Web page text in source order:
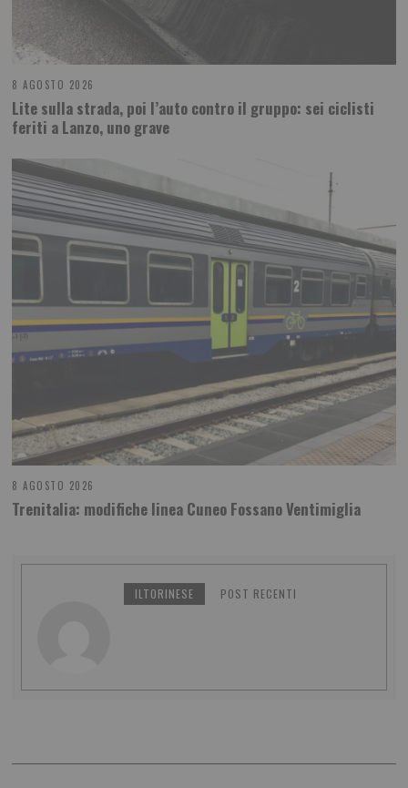
8 AGOSTO 2026
Lite sulla strada, poi l’auto contro il gruppo: sei ciclisti
feriti a Lanzo, uno grave
8 AGOSTO 2026
Trenitalia: modifiche linea Cuneo Fossano Ventimiglia
ILTORINESE POST RECENTI